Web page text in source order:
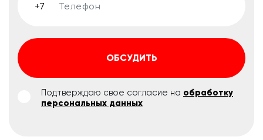
ОБСУДИТЬ
Подтверждаю свое согласие на обработку
персональных данных